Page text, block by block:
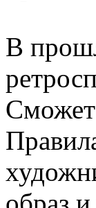
В
Сможет